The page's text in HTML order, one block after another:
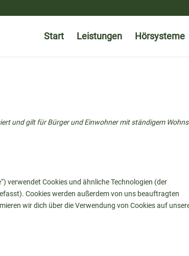
Start Leistungen Hörsysteme
und gilt für Bürger und Einwohner mit ständigem
verwendet Cookies und ähnliche Technologien (der
Cookies werden außerdem von uns beauftragten
wir dich über die Verwendung von Cookies auf